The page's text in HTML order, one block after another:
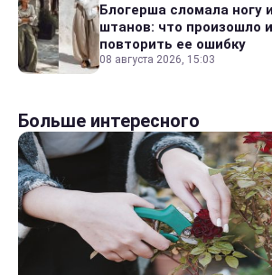
Блогерша сломала ногу
штанов: что произошло
повторить ее ошибку
08 августа 2026, 15:03
Больше интересного